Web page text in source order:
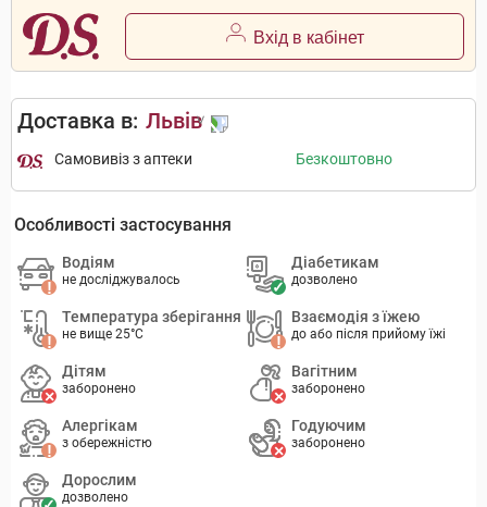
Вхід в кабінет
Доставка в: Львів
Самовивіз з аптеки Безкоштовно
Особливості застосування
Водіям
не досліджувалось
Діабетикам
дозволено
Температура зберігання
не вище 25°C
Взаємодія з їжею
до або після прийому їжі
Дітям
заборонено
Вагітним
заборонено
Алергікам
з обережністю
Годуючим
заборонено
Дорослим
дозволено